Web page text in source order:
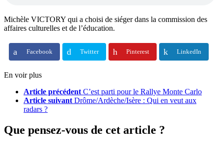
Michèle VICTORY qui a choisi de siéger dans la commission des
affaires culturelles et de l’éducation.
Facebook Twitter Pinterest LinkedIn
En voir plus
Article précédent C’est parti pour le Rallye Monte Carlo
Article suivant Drôme/Ardèche/Isère : Qui en veut aux
radars ?
Que pensez-vous de cet article ?